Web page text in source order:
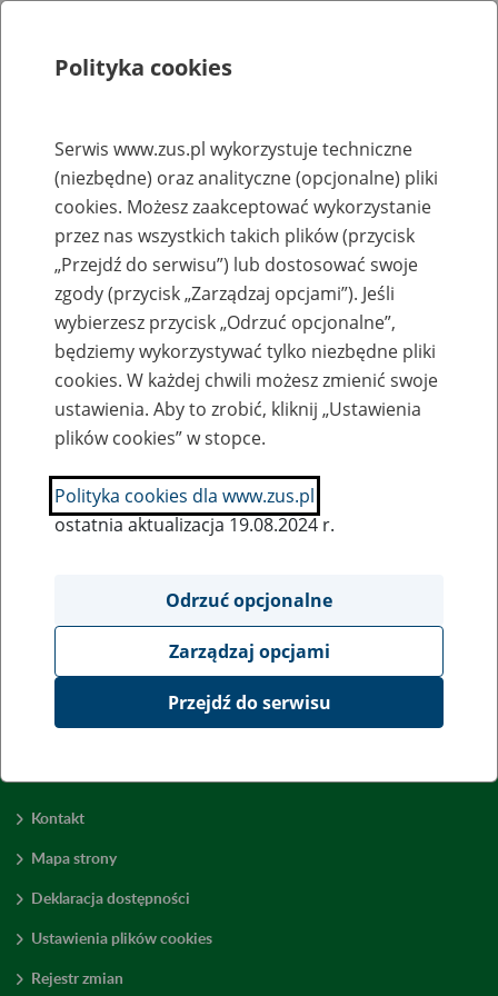
Rejestry, ewidencje i archiwa
Baza zlikwidowanych lub
przekształconych zakładów pracy
Nazwa zakładu pracy:
SZUKAJ
Wyświetl wszystkie
Kontakt
Mapa strony
Deklaracja dostępności
Ustawienia plików cookies
Rejestr zmian
Polityka cookies
Serwis www.zus.pl wykorzystuje techniczne
(niezbędne) oraz analityczne (opcjonalne) pliki
cookies. Możesz zaakceptować wykorzystanie
przez nas wszystkich takich plików (przycisk
„Przejdź do serwisu”) lub dostosować swoje
zgody (przycisk „Zarządzaj opcjami”). Jeśli
wybierzesz przycisk „Odrzuć opcjonalne”,
będziemy wykorzystywać tylko niezbędne pliki
cookies. W każdej chwili możesz zmienić swoje
ustawienia. Aby to zrobić, kliknij „Ustawienia
plików cookies” w stopce.
Polityka cookies dla www.zus.pl
ostatnia aktualizacja 19.08.2024 r.
Odrzuć opcjonalne
Zarządzaj opcjami
Przejdź do serwisu